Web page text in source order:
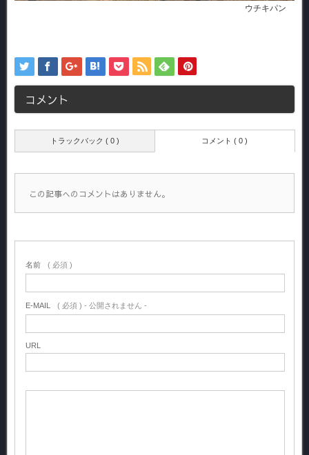
ウチキパン
コメント
トラックバック ( 0 ) コメント ( 0 )
この記事へのコメントはありません。
名前 ( 必須 )
E-MAIL ( 必須 ) - 公開されません -
URL